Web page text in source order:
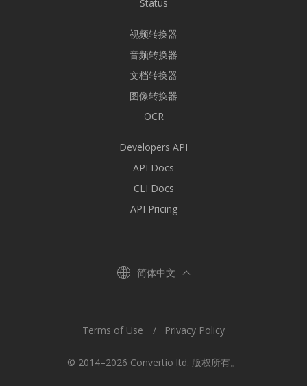
Status
视频转换器
音频转换器
文档转换器
图像转换器
OCR
Developers API
API Docs
CLI Docs
API Pricing
简体中文
© 2014–2026 Convertio ltd. 版权所有。
Terms of Use Privacy Policy